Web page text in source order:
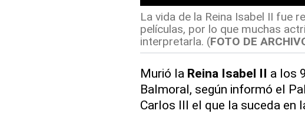
La vida de la Reina Isabel II fue
películas, por lo que muchas
interpretarla. (FOTO DE
Murió la Reina Isabel II a los
Balmoral, según informó el
Carlos III el que la suceda en